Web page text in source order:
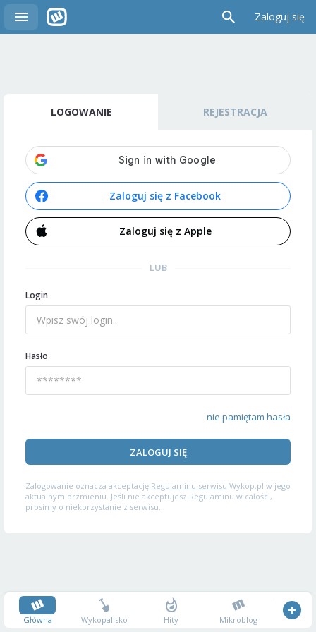
Zaloguj się
LOGOWANIE REJESTRACJA
Zaloguj się z Facebook
Zaloguj się z Apple
LUB
Login
Hasło
nie pamiętam hasła
ZALOGUJ SIĘ
Zalogowanie oznacza akceptację Regulaminu serwisu Wykop.pl w jego
aktualnym brzmieniu. Jeśli nie akceptujesz Regulaminu w całości,
prosimy o niekorzystanie z serwisu.
Główna Wykopalisko Hity Mikroblog